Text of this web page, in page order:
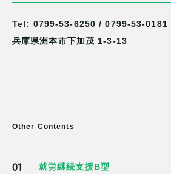
Other Contents
01 就労継続支援B型
Tel: 0799-53-6250 / 0799-53-0181
兵庫県洲本市下加茂 1-3-13